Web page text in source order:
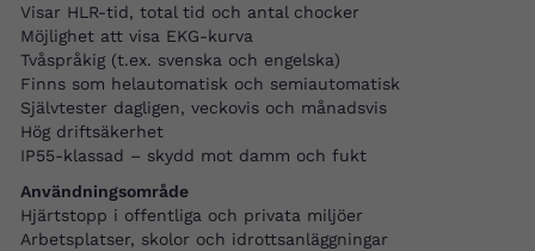
Visar HLR-tid, total tid och antal chocker
Möjlighet att visa EKG-kurva
Tvåspråkig (t.ex. svenska och engelska)
Finns som helautomatisk och semiautomatisk
Självtester dagligen, veckovis och månadsvis
Hög driftsäkerhet
IP55-klassad – skydd mot damm och fukt
Användningsområde
Hjärtstopp i offentliga och privata miljöer
Arbetsplatser, skolor och idrottsanläggningar